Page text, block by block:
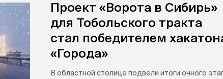
Проект «Ворота в Сибирь»
для Тобольского тракта
стал победителем
«Города»
В областной столице подвели итоги очного